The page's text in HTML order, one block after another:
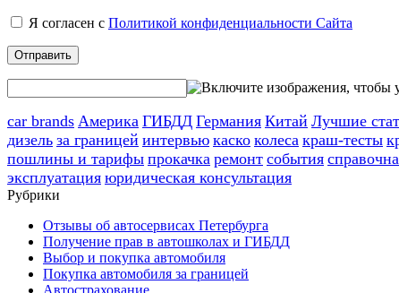
Я согласен с Политикой конфиденциальности Сайта
car brands Америка ГИБДД Германия Китай Лучшие
дизель за границей интервью каско колеса краш-тесты
пошлины и тарифы прокачка ремонт события
эксплуатация юридическая консультация
Рубрики
Отзывы об автосервисах Петербурга
Получение прав в автошколах и ГИБДД
Выбор и покупка автомобиля
Покупка автомобиля за границей
Автострахование